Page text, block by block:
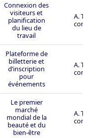
Connexion des
visiteurs et
planification
du lieu de
travail
A. Très
connu
Plateforme de
billetterie et
d’inscription
pour
événements
A. Très
connu
Le premier
marché
mondial de la
beauté et du
bien-être
A. Très
connu